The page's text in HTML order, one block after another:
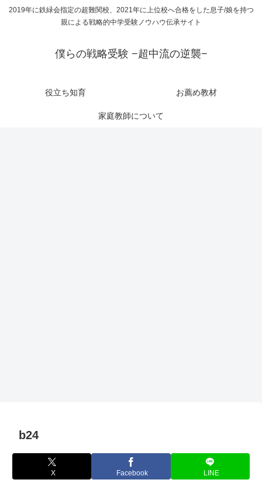
2019年に鉄緑会指定の超難関校、2021年に上位校へ合格をした息子/娘を持つ
親による戦略的中学受験ノウハウ伝承サイト
僕らの戦略受験 −超中流の逆襲−
役立ち知育 お薦め教材
家庭教師について
b24
X Facebook LINE